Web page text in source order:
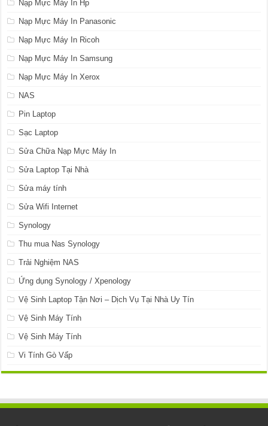
Nạp Mực Máy In Hp
Nạp Mực Máy In Panasonic
Nạp Mực Máy In Ricoh
Nạp Mực Máy In Samsung
Nạp Mực Máy In Xerox
NAS
Pin Laptop
Sạc Laptop
Sửa Chữa Nạp Mực Máy In
Sửa Laptop Tại Nhà
Sửa máy tính
Sửa Wifi Internet
Synology
Thu mua Nas Synology
Trải Nghiệm NAS
Ứng dụng Synology / Xpenology
Vệ Sinh Laptop Tận Nơi – Dịch Vụ Tại Nhà Uy Tín
Vệ Sinh Máy Tính
Vệ Sinh Máy Tính
Vi Tính Gò Vấp